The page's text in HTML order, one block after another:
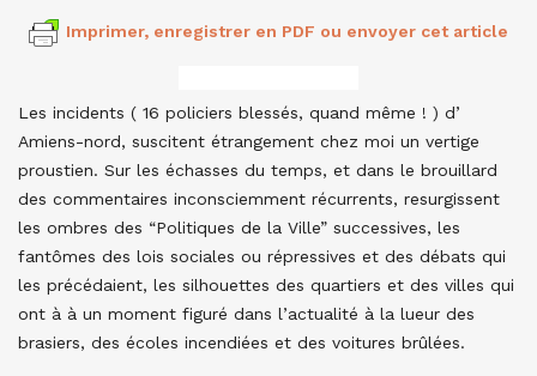
Imprimer, enregistrer en PDF ou envoyer cet article
Les incidents ( 16 policiers blessés, quand même ! ) d’
Amiens-nord, suscitent étrangement chez moi un vertige
proustien. Sur les échasses du temps, et dans le brouillard
des commentaires inconsciemment récurrents, resurgissent
les ombres des “Politiques de la Ville” successives, les
fantômes des lois sociales ou répressives et des débats qui
les précédaient, les silhouettes des quartiers et des villes qui
ont à à un moment figuré dans l’actualité à la lueur des
brasiers, des écoles incendiées et des voitures brûlées.